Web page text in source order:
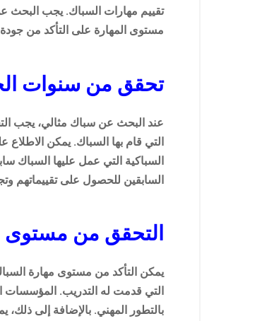
تقييم مهارات السباك. يجب البحث
مستوى المهارة على التأكد من جودة
تحقق من سنوات
عند البحث عن سباك مثالي، يجب
التي قام بها السباك. يمكن
السباكية التي عمل عليها السباك
السابقين للحصول على تقييماتهم
التحقق من مستوى
يمكن التأكد من مستوى مهارة
التي قدمت له التدريب. المؤسسات
بالتطور المهني. بالإضافة إلى